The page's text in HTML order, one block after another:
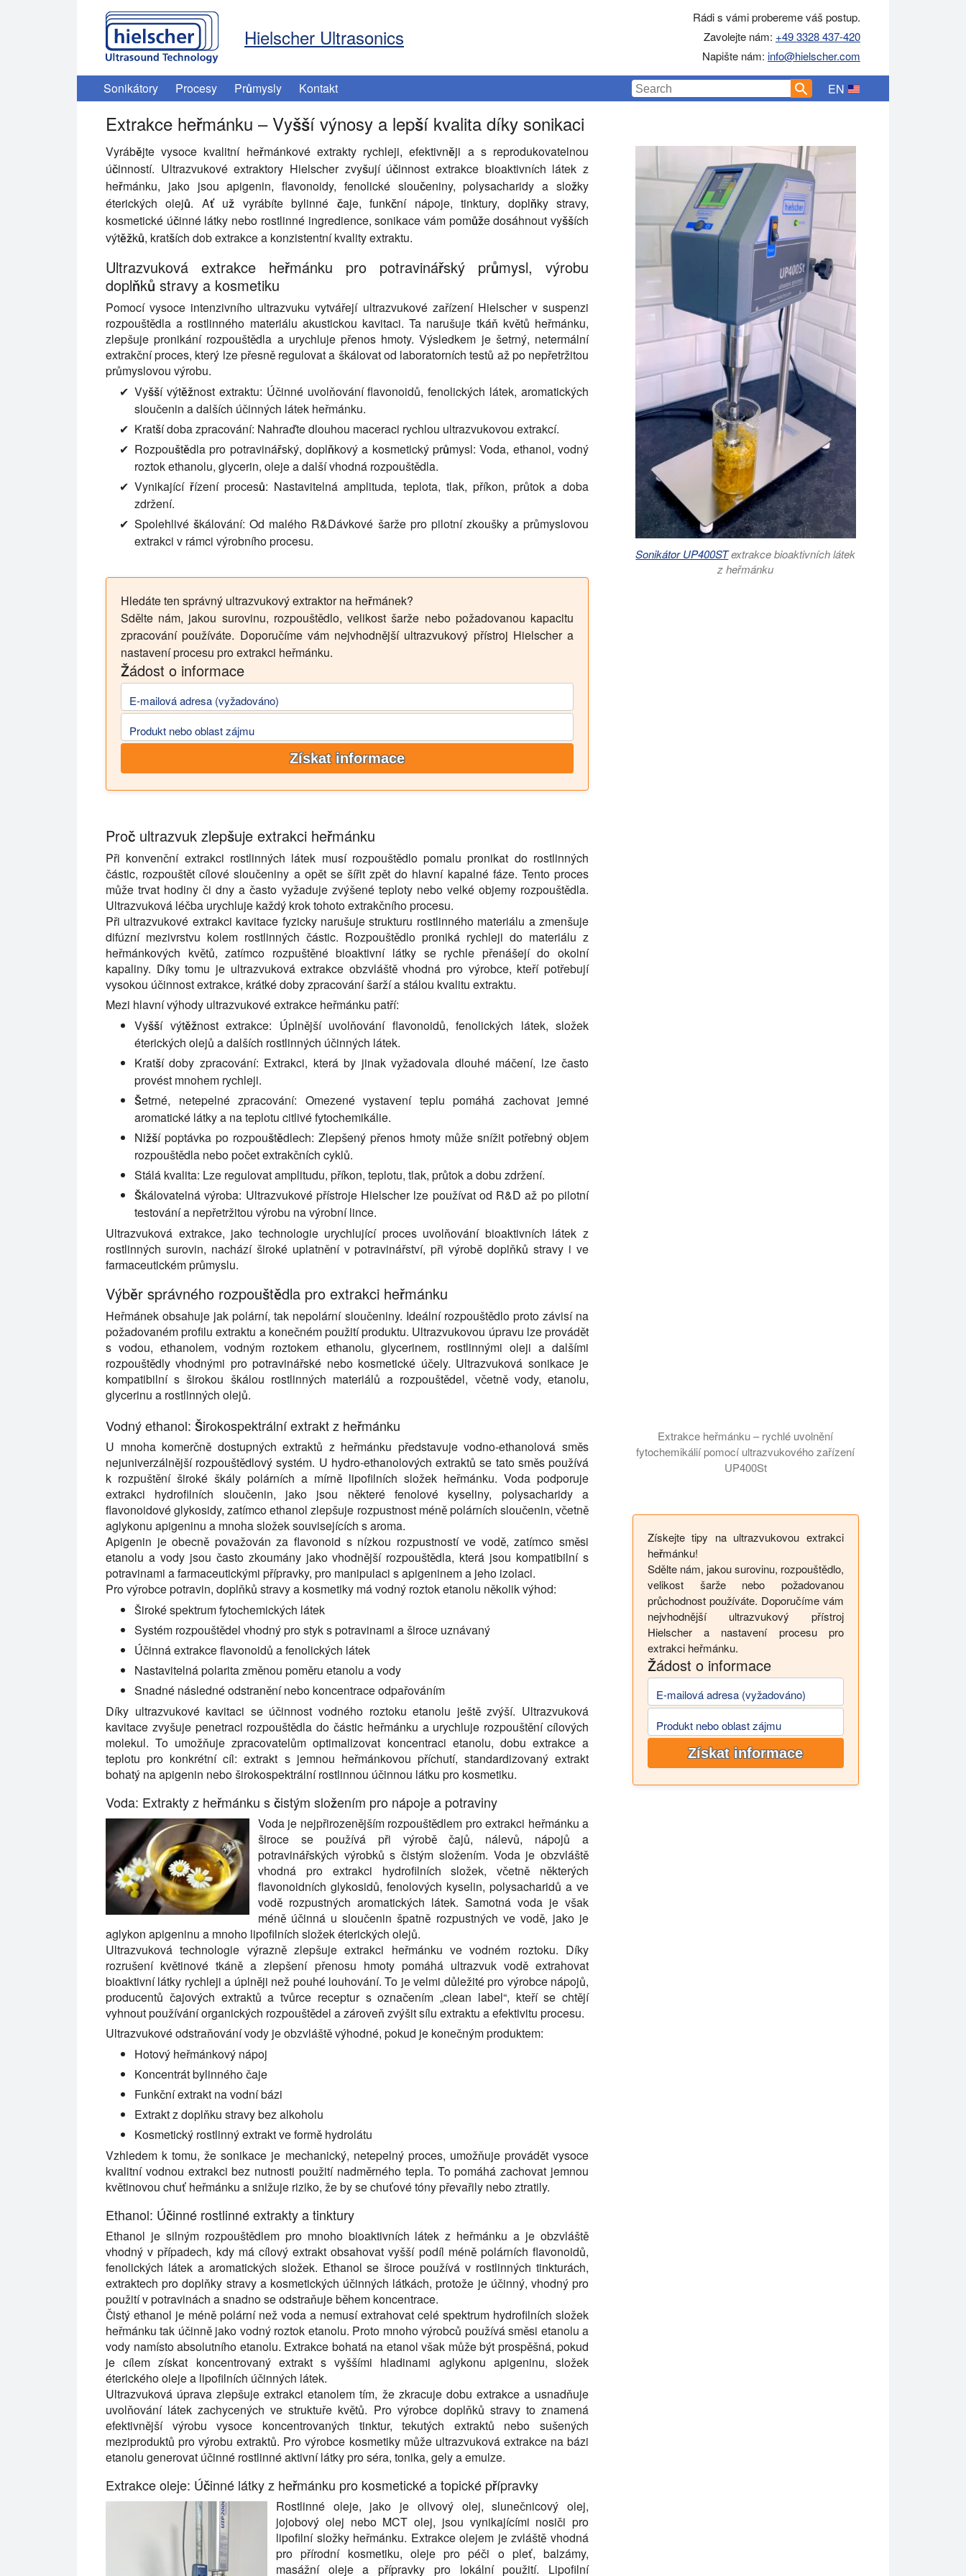
Hielscher Ultrasonics
Rádi s vámi probereme váš postup.
Zavolejte nám: +49 3328 437-420
Napište nám: info@hielscher.com
Sonikátory Procesy Průmysly Kontakt EN
Extrakce heřmánku – Vyšší výnosy a lepší kvalita díky sonikaci
Vyrábějte vysoce kvalitní heřmánkové extrakty rychleji, efektivněji a s reprodukovatelnou
účinností. Ultrazvukové extraktory Hielscher zvyšují účinnost extrakce bioaktivních látek z
heřmánku, jako jsou apigenin, flavonoidy, fenolické sloučeniny, polysacharidy a složky
éterických olejů. Ať už vyrábíte bylinné čaje, funkční nápoje, tinktury, doplňky stravy,
kosmetické účinné látky nebo rostlinné ingredience, sonikace vám pomůže dosáhnout vyšších
výtěžků, kratších dob extrakce a konzistentní kvality extraktu.
Ultrazvuková extrakce heřmánku pro potravinářský průmysl, výrobu
doplňků stravy a kosmetiku
Pomocí vysoce intenzivního ultrazvuku vytvářejí ultrazvukové zařízení Hielscher v suspenzi
rozpouštědla a rostlinného materiálu akustickou kavitaci. Ta narušuje tkáň květů heřmánku,
zlepšuje pronikání rozpouštědla a urychluje přenos hmoty. Výsledkem je šetrný, netermální
extrakční proces, který lze přesně regulovat a škálovat od laboratorních testů až po nepřetržitou
průmyslovou výrobu.
Vyšší výtěžnost extraktu: Účinné uvolňování flavonoidů, fenolických látek, aromatických
sloučenin a dalších účinných látek heřmánku.
Kratší doba zpracování: Nahraďte dlouhou maceraci rychlou ultrazvukovou extrakcí.
Rozpouštědla pro potravinářský, doplňkový a kosmetický průmysl: Voda, ethanol, vodný
roztok ethanolu, glycerin, oleje a další vhodná rozpouštědla.
Vynikající řízení procesů: Nastavitelná amplituda, teplota, tlak, příkon, průtok a doba
zdržení.
Spolehlivé škálování: Od malého R&Dávkové šarže pro pilotní zkoušky a průmyslovou
extrakci v rámci výrobního procesu.
Hledáte ten správný ultrazvukový extraktor na heřmánek?
Sdělte nám, jakou surovinu, rozpouštědlo, velikost šarže nebo požadovanou kapacitu
zpracování používáte. Doporučíme vám nejvhodnější ultrazvukový přístroj Hielscher a
nastavení procesu pro extrakci heřmánku.
Žádost o informace
E-mailová adresa (vyžadováno)
Produkt nebo oblast zájmu
Získat informace
Sonikátor UP400STextrakce bioaktivních látek
z heřmánku
Proč ultrazvuk zlepšuje extrakci heřmánku
Při konvenční extrakci rostlinných látek musí rozpouštědlo pomalu pronikat do rostlinných
částic, rozpouštět cílové sloučeniny a opět se šířit zpět do hlavní kapalné fáze. Tento proces
může trvat hodiny či dny a často vyžaduje zvýšené teploty nebo velké objemy rozpouštědla.
Ultrazvuková léčba urychluje každý krok tohoto extrakčního procesu.
Při ultrazvukové extrakci kavitace fyzicky narušuje strukturu rostlinného materiálu a zmenšuje
difúzní mezivrstvu kolem rostlinných částic. Rozpouštědlo proniká rychleji do materiálu z
heřmánkových květů, zatímco rozpuštěné bioaktivní látky se rychle přenášejí do okolní
kapaliny. Díky tomu je ultrazvuková extrakce obzvláště vhodná pro výrobce, kteří potřebují
vysokou účinnost extrakce, krátké doby zpracování šarží a stálou kvalitu extraktu.
Mezi hlavní výhody ultrazvukové extrakce heřmánku patří:
Vyšší výtěžnost extrakce: Úplnější uvolňování flavonoidů, fenolických látek, složek
éterických olejů a dalších rostlinných účinných látek.
Kratší doby zpracování: Extrakci, která by jinak vyžadovala dlouhé máčení, lze často
provést mnohem rychleji.
Šetrné, netepelné zpracování: Omezené vystavení teplu pomáhá zachovat jemné
aromatické látky a na teplotu citlivé fytochemikálie.
Nižší poptávka po rozpouštědlech: Zlepšený přenos hmoty může snížit potřebný objem
rozpouštědla nebo počet extrakčních cyklů.
Stálá kvalita: Lze regulovat amplitudu, příkon, teplotu, tlak, průtok a dobu zdržení.
Škálovatelná výroba: Ultrazvukové přístroje Hielscher lze používat od R&D až po pilotní
testování a nepřetržitou výrobu na výrobní lince.
Ultrazvuková extrakce, jako technologie urychlující proces uvolňování bioaktivních látek z
rostlinných surovin, nachází široké uplatnění v potravinářství, při výrobě doplňků stravy i ve
farmaceutickém průmyslu.
Výběr správného rozpouštědla pro extrakci heřmánku
Heřmánek obsahuje jak polární, tak nepolární sloučeniny. Ideální rozpouštědlo proto závisí na
požadovaném profilu extraktu a konečném použití produktu. Ultrazvukovou úpravu lze provádět
s vodou, ethanolem, vodným roztokem ethanolu, glycerinem, rostlinnými oleji a dalšími
rozpouštědly vhodnými pro potravinářské nebo kosmetické účely. Ultrazvuková sonikace je
kompatibilní s širokou škálou rostlinných materiálů a rozpouštědel, včetně vody, etanolu,
glycerinu a rostlinných olejů.
Vodný ethanol: Širokospektrální extrakt z heřmánku
U mnoha komerčně dostupných extraktů z heřmánku představuje vodno-ethanolová směs
nejuniverzálnější rozpouštědlový systém. U hydro-ethanolových extraktů se tato směs používá
k rozpuštění široké škály polárních a mírně lipofilních složek heřmánku. Voda podporuje
extrakci hydrofilních sloučenin, jako jsou některé fenolové kyseliny, polysacharidy a
flavonoidové glykosidy, zatímco ethanol zlepšuje rozpustnost méně polárních sloučenin, včetně
aglykonu apigeninu a mnoha složek souvisejících s aroma.
Apigenin je obecně považován za flavonoid s nízkou rozpustností ve vodě, zatímco směsi
etanolu a vody jsou často zkoumány jako vhodnější rozpouštědla, která jsou kompatibilní s
potravinami a farmaceutickými přípravky, pro manipulaci s apigeninem a jeho izolaci.
Pro výrobce potravin, doplňků stravy a kosmetiky má vodný roztok etanolu několik výhod:
Široké spektrum fytochemických látek
Systém rozpouštědel vhodný pro styk s potravinami a široce uznávaný
Účinná extrakce flavonoidů a fenolických látek
Nastavitelná polarita změnou poměru etanolu a vody
Snadné následné odstranění nebo koncentrace odpařováním
Díky ultrazvukové kavitaci se účinnost vodného roztoku etanolu ještě zvýší. Ultrazvuková
kavitace zvyšuje penetraci rozpouštědla do částic heřmánku a urychluje rozpouštění cílových
molekul. To umožňuje zpracovatelům optimalizovat koncentraci etanolu, dobu extrakce a
teplotu pro konkrétní cíl: extrakt s jemnou heřmánkovou příchutí, standardizovaný extrakt
bohatý na apigenin nebo širokospektrální rostlinnou účinnou látku pro kosmetiku.
Voda: Extrakty z heřmánku s čistým složením pro nápoje a potraviny
Voda je nejpřirozenějším rozpouštědlem pro extrakci heřmánku a
široce se používá při výrobě čajů, nálevů, nápojů a
potravinářských výrobků s čistým složením. Voda je obzvláště
vhodná pro extrakci hydrofilních složek, včetně některých
flavonoidních glykosidů, fenolových kyselin, polysacharidů a ve
vodě rozpustných aromatických látek. Samotná voda je však
méně účinná u sloučenin špatně rozpustných ve vodě, jako je
aglykon apigeninu a mnoho lipofilních složek éterických olejů.
Ultrazvuková technologie výrazně zlepšuje extrakci heřmánku ve vodném roztoku. Díky
rozrušení květinové tkáně a zlepšení přenosu hmoty pomáhá ultrazvuk vodě extrahovat
bioaktivní látky rychleji a úplněji než pouhé louhování. To je velmi důležité pro výrobce nápojů,
producentů čajových extraktů a tvůrce receptur s označením „clean label“, kteří se chtějí
vyhnout používání organických rozpouštědel a zároveň zvýšit sílu extraktu a efektivitu procesu.
Ultrazvukové odstraňování vody je obzvláště výhodné, pokud je konečným produktem:
Hotový heřmánkový nápoj
Koncentrát bylinného čaje
Funkční extrakt na vodní bázi
Extrakt z doplňku stravy bez alkoholu
Kosmetický rostlinný extrakt ve formě hydrolátu
Vzhledem k tomu, že sonikace je mechanický, netepelný proces, umožňuje provádět vysoce
kvalitní vodnou extrakci bez nutnosti použití nadměrného tepla. To pomáhá zachovat jemnou
květinovou chuť heřmánku a snižuje riziko, že by se chuťové tóny převařily nebo ztratily.
Ethanol: Účinné rostlinné extrakty a tinktury
Ethanol je silným rozpouštědlem pro mnoho bioaktivních látek z heřmánku a je obzvláště
vhodný v případech, kdy má cílový extrakt obsahovat vyšší podíl méně polárních flavonoidů,
fenolických látek a aromatických složek. Ethanol se široce používá v rostlinných tinkturách,
extraktech pro doplňky stravy a kosmetických účinných látkách, protože je účinný, vhodný pro
použití v potravinách a snadno se odstraňuje během koncentrace.
Čistý ethanol je méně polární než voda a nemusí extrahovat celé spektrum hydrofilních složek
heřmánku tak účinně jako vodný roztok etanolu. Proto mnoho výrobců používá směsi etanolu a
vody namísto absolutního etanolu. Extrakce bohatá na etanol však může být prospěšná, pokud
je cílem získat koncentrovaný extrakt s vyššími hladinami aglykonu apigeninu, složek
éterického oleje a lipofilních účinných látek.
Ultrazvuková úprava zlepšuje extrakci etanolem tím, že zkracuje dobu extrakce a usnadňuje
uvolňování látek zachycených ve struktuře květů. Pro výrobce doplňků stravy to znamená
efektivnější výrobu vysoce koncentrovaných tinktur, tekutých extraktů nebo sušených
meziproduktů pro výrobu extraktů. Pro výrobce kosmetiky může ultrazvuková extrakce na bázi
etanolu generovat účinné rostlinné aktivní látky pro séra, tonika, gely a emulze.
Extrakce oleje: Účinné látky z heřmánku pro kosmetické a topické přípravky
Rostlinné oleje, jako je olivový olej, slunečnicový olej,
jojobový olej nebo MCT olej, jsou vynikajícími nosiči pro
lipofilní složky heřmánku. Extrakce olejem je zvláště vhodná
pro přírodní kosmetiku, oleje pro péči o pleť, balzámy,
masážní oleje a přípravky pro lokální použití. Lipofilní
Extrakce heřmánku – rychlé uvolnění
fytochemikálií pomocí ultrazvukového zařízení
UP400St
Získejte tipy na ultrazvukovou extrakci
heřmánku!
Sdělte nám, jakou surovinu, rozpouštědlo,
velikost šarže nebo požadovanou
průchodnost používáte. Doporučíme vám
nejvhodnější ultrazvukový přístroj
Hielscher a nastavení procesu pro
extrakci heřmánku.
Žádost o informace
E-mailová adresa (vyžadováno)
Produkt nebo oblast zájmu
Získat informace